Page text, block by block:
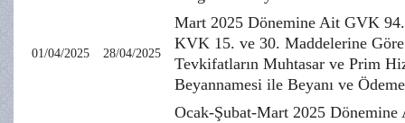
01/04/2025 28/04/2025
Mart 2025 Dönemine Ait GVK
KVK 15. ve 30. Maddelerine Göre
Tevkifatların Muhtasar ve Prim
Beyannamesi ile Beyanı ve
Ocak-Şubat-Mart 2025 Dönemine